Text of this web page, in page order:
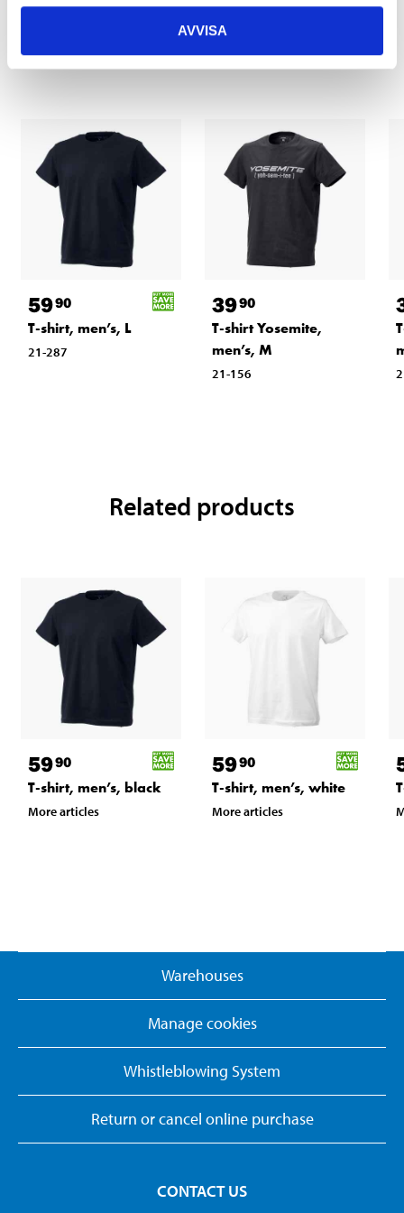
AVVISA
Other customers also bought
5990
T-shirt, men’s, L
21-287
3990
T-shirt Yosemite,
men’s, M
21-156
Related products
5990
T-shirt, men’s, black
More articles
5990
T-shirt, men’s, white
More articles
Warehouses
Manage cookies
Whistleblowing System
Return or cancel online purchase
CONTACT US